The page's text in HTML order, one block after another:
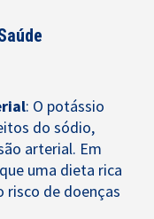
: O potássio
do sódio,
arterial. Em
uma dieta rica
risco de doenças